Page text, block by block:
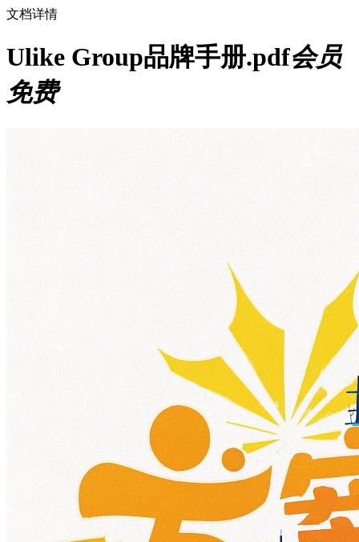
文档详情
Ulike Group品牌手册.pdf会员
免费